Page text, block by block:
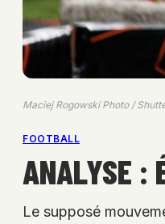
Maciej Rogowski Photo /
FOOTBALL
ANALYSE :
Le supposé